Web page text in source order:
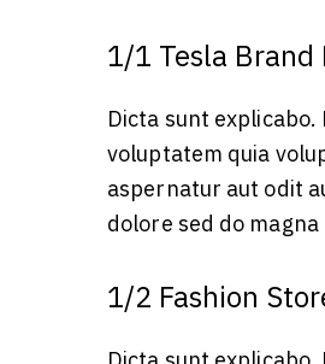
1/1 Tesla Brand
Dicta sunt
voluptatem quia
aspernatur aut odit
dolore sed do magna
1/2 Fashion